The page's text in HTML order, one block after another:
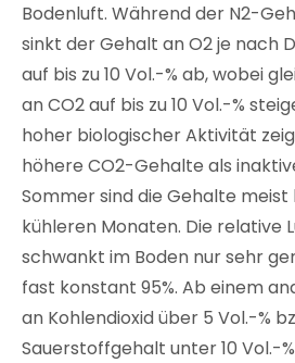
Bodenluft. Während der N2-
sinkt der Gehalt an O2 je nach
auf bis zu 10 Vol.-% ab, wobei
an CO2 auf bis zu 10 Vol.-%
hoher biologischer Aktivität
höhere CO2-Gehalte als
Sommer sind die Gehalte meist
kühleren Monaten. Die relative
schwankt im Boden nur sehr
fast konstant 95%. Ab einem
an Kohlendioxid über 5 Vol.-%
Sauerstoffgehalt unter 10 Vol.-